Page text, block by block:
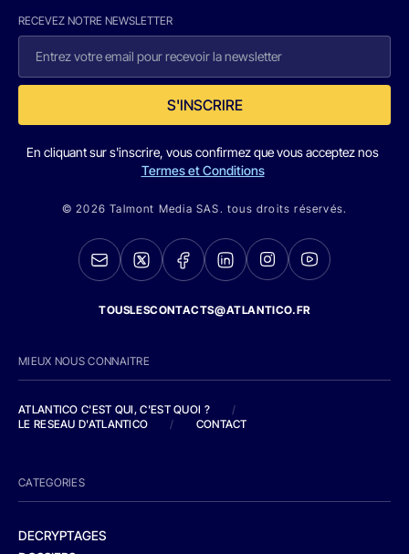
RECEVEZ NOTRE NEWSLETTER
S'INSCRIRE
En cliquant sur s'inscrire, vous confirmez que vous acceptez nos
Termes et Conditions
© 2026 Talmont Media SAS. tous droits réservés.
TOUSLESCONTACTS@ATLANTICO.FR
MIEUX NOUS CONNAITRE
ATLANTICO C'EST QUI, C'EST QUOI ?
/
LE RESEAU D'ATLANTICO
/ CONTACT
CATEGORIES
DECRYPTAGES